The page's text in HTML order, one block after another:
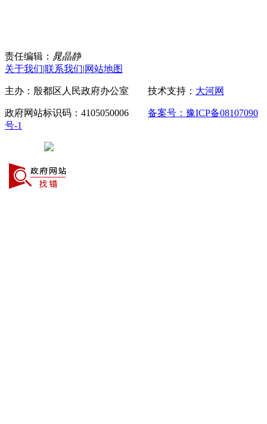
责任编辑： 晁晶静
关于我们|联系我们|网站地图
主办：殷都区人民政府办公室 技术支持： 大河网
政府网站标识码：4105050006 备案号：豫ICP备08107090
号-1